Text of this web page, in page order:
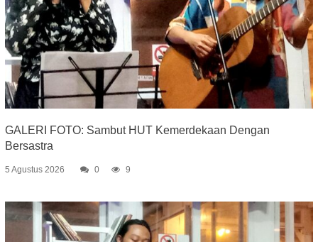
GALERI FOTO: Sambut HUT Kemerdekaan Dengan
Bersastra
5 Agustus 2026 0 9